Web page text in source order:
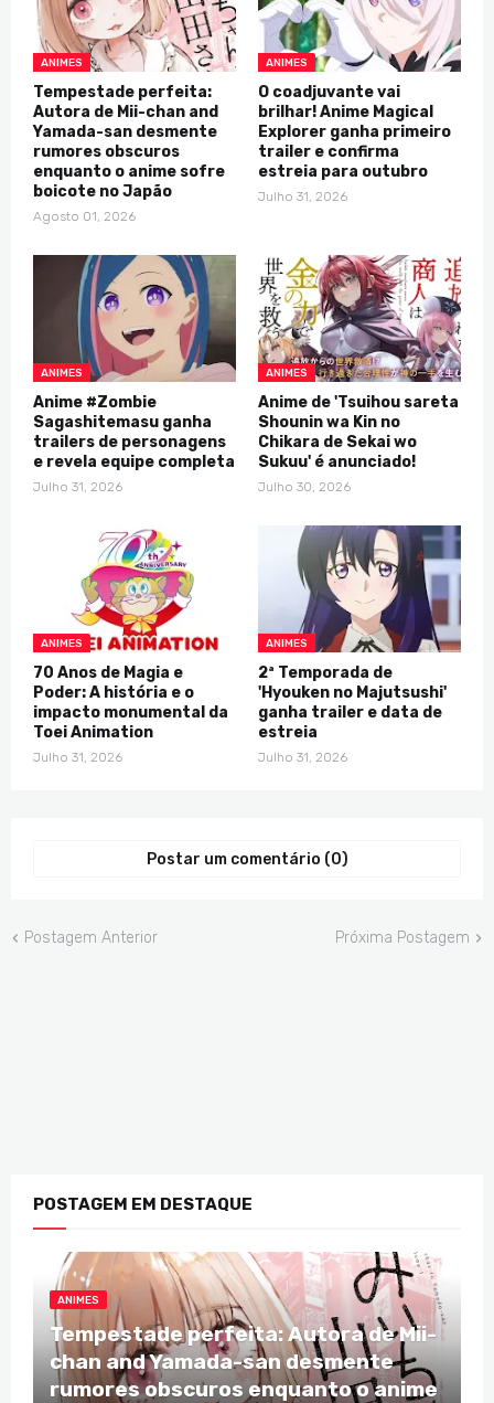
ANIMES
Tempestade perfeita:
Autora de Mii-chan and
Yamada-san desmente
rumores obscuros
enquanto o anime sofre
boicote no Japão
Agosto 01, 2026
ANIMES
O coadjuvante vai
brilhar! Anime Magical
Explorer ganha primeiro
trailer e confirma
estreia para outubro
Julho 31, 2026
ANIMES
Anime #Zombie
Sagashitemasu ganha
trailers de personagens
e revela equipe completa
Julho 31, 2026
ANIMES
Anime de 'Tsuihou sareta
Shounin wa Kin no
Chikara de Sekai wo
Sukuu' é anunciado!
Julho 30, 2026
ANIMES
70 Anos de Magia e
Poder: A história e o
impacto monumental da
Toei Animation
Julho 31, 2026
ANIMES
2ª Temporada de
'Hyouken no Majutsushi'
ganha trailer e data de
estreia
Julho 31, 2026
Postar um comentário (0)
Postagem Anterior Próxima Postagem
POSTAGEM EM DESTAQUE
ANIMES
Tempestade perfeita: Autora de Mii-
chan and Yamada-san desmente
rumores obscuros enquanto o anime